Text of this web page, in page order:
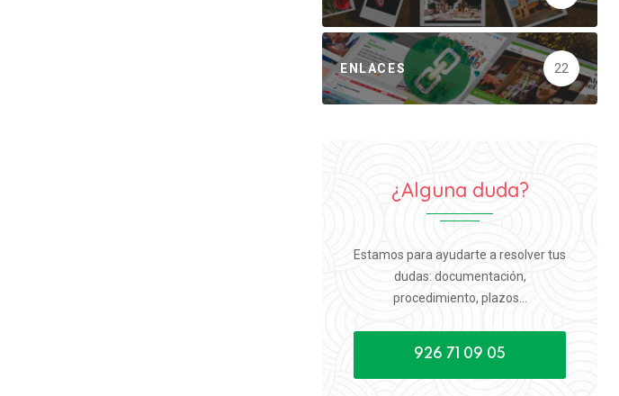
ENLACES 22
¿Alguna duda?
Estamos para ayudarte a resolver tus
dudas: documentación,
procedimiento, plazos...
926 71 09 05